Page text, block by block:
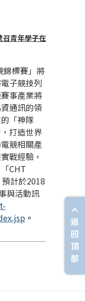
召青年學子在
錦標賽」將
子競技列
事產業將
通訊的領
「神隊
打造世界
競相關產
戰經驗，
CHT
計於2018
與活動訊
。
返
回
頂
部